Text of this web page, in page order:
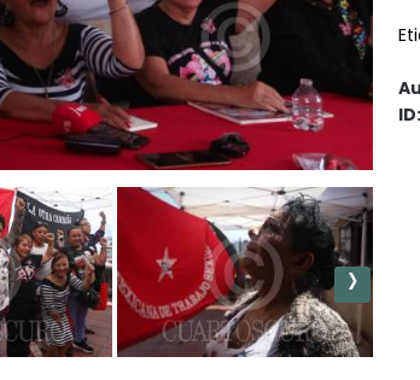
›